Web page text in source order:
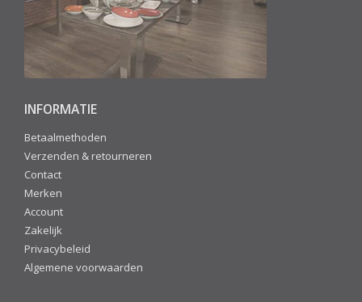
INFORMATIE
Betaalmethoden
Verzenden & retourneren
Contact
Merken
Account
Zakelijk
Privacybeleid
Algemene voorwaarden